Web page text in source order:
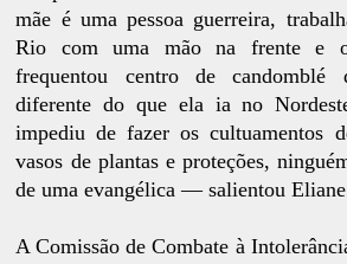
mãe é uma pessoa guerreira,
Rio com uma mão na frente e
frequentou centro de
diferente do que ela ia no
impediu de fazer os cultuamentos
vasos de plantas e proteções,
de uma evangélica — salientou
A Comissão de Combate à